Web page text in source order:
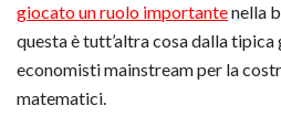
giocato un ruolo importantenella
questa è tutt’altra cosa dalla
economisti mainstream per la
matematici.